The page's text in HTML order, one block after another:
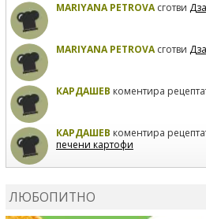
MARIYANA PETROVAсготви
MARIYANA PETROVAсготви
КАРДАШЕВ коментира
КАРДАШЕВ коментира
печени картофи
ЛЮБОПИТНО